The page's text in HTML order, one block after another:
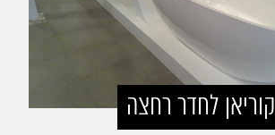
קוריאן לחדר רחצה